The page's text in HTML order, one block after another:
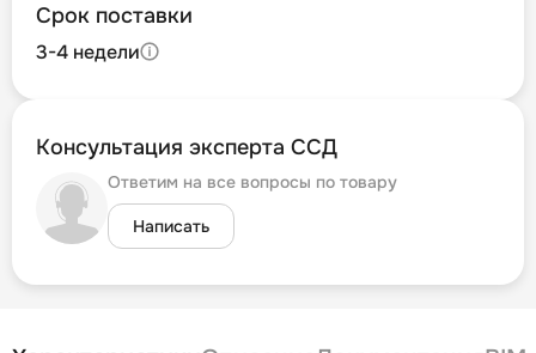
Срок поставки
3-4 недели
Консультация эксперта ССД
Ответим на все вопросы по товару
Написать